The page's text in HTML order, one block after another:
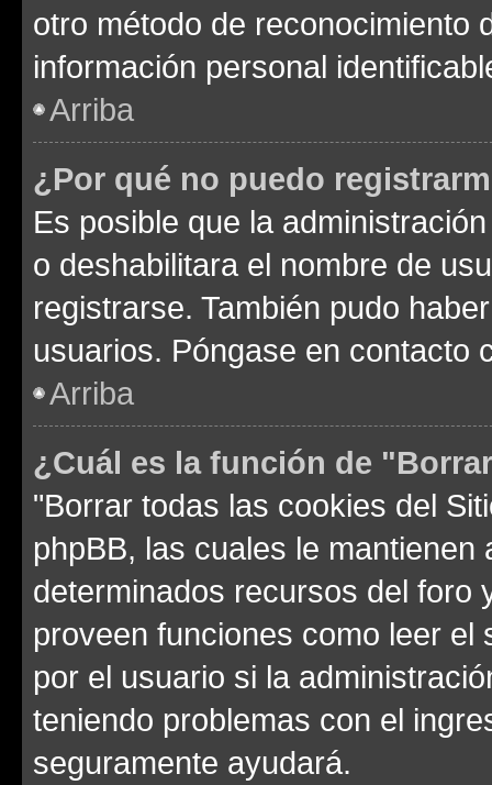
otro método de reconocimiento
información personal
Arriba
¿Por qué no puedo
Es posible que la
o deshabilitara el nombre de
registrarse. También pudo
usuarios. Póngase en contacto
Arriba
¿Cuál es la función de
"Borrar todas las cookies del
phpBB, las cuales le
determinados recursos del foro
proveen funciones como leer el
por el usuario si la
teniendo problemas con el
seguramente ayudará.